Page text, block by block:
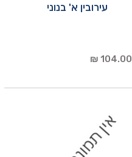
עירובין א' בנוני
104.00 ₪